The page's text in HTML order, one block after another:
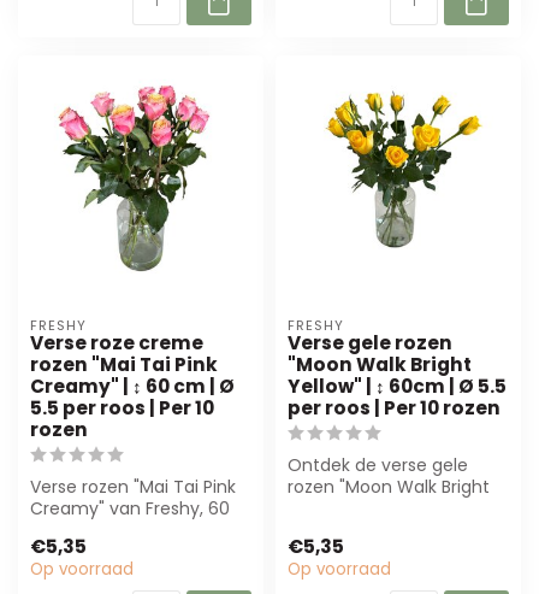
FRESHY
Verse roze creme
rozen "Mai Tai Pink
Creamy" | ↕ 60 cm | Ø
5.5 per roos | Per 10
rozen
Verse rozen "Mai Tai Pink
Creamy" van Freshy, 60
breed. Perfec...
€5,35
Op voorraad
FRESHY
Verse gele rozen
"Moon Walk Bright
Yellow" | ↕ 60cm | Ø 5.5
per roos | Per 10 rozen
Ontdek de verse gele
rozen "Moon Walk Bright
€5,35
Op voorraad